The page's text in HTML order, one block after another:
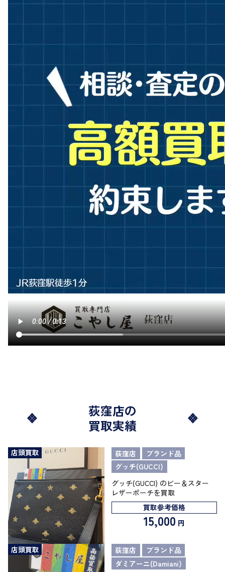
荻窪店の
買取実績
店頭買取 荻窪店
ブランド品
グッチ(GUCCI)
グッチ(GUCCI) のビー＆スター
レザーポーチを買取
買取参考価格
15,000 円
店頭買取 荻窪店
ブランド品
ダミアーニ(Damiani)